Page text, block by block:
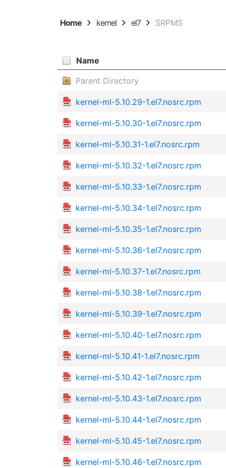
Home kernel el7 SRPMS
Name
Parent Directory
kernel-ml-5.10.29-1.el7.nosrc.rpm
kernel-ml-5.10.30-1.el7.nosrc.rpm
kernel-ml-5.10.31-1.el7.nosrc.rpm
kernel-ml-5.10.32-1.el7.nosrc.rpm
kernel-ml-5.10.33-1.el7.nosrc.rpm
kernel-ml-5.10.34-1.el7.nosrc.rpm
kernel-ml-5.10.35-1.el7.nosrc.rpm
kernel-ml-5.10.36-1.el7.nosrc.rpm
kernel-ml-5.10.37-1.el7.nosrc.rpm
kernel-ml-5.10.38-1.el7.nosrc.rpm
kernel-ml-5.10.39-1.el7.nosrc.rpm
kernel-ml-5.10.40-1.el7.nosrc.rpm
kernel-ml-5.10.41-1.el7.nosrc.rpm
kernel-ml-5.10.42-1.el7.nosrc.rpm
kernel-ml-5.10.43-1.el7.nosrc.rpm
kernel-ml-5.10.44-1.el7.nosrc.rpm
kernel-ml-5.10.45-1.el7.nosrc.rpm
kernel-ml-5.10.46-1.el7.nosrc.rpm